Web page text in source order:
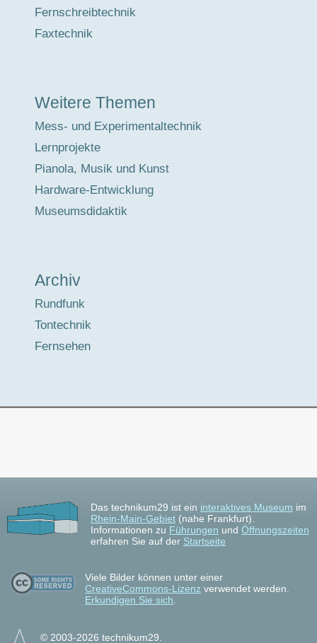
Fernschreibtechnik
Faxtechnik
Weitere Themen
Mess- und Experimentaltechnik
Lernprojekte
Pianola, Musik und Kunst
Hardware-Entwicklung
Museumsdidaktik
Archiv
Rundfunk
Tontechnik
Fernsehen
Das technikum29 ist ein interaktives Museum im
Rhein-Main-Gebiet (nahe Frankfurt).
Informationen zu Führungen und Öffnungszeiten
erfahren Sie auf der Startseite
Viele Bilder können unter einer
CreativeCommons-Lizenz verwendet werden.
Erkundigen Sie sich
© 2003-2026 technikum29.